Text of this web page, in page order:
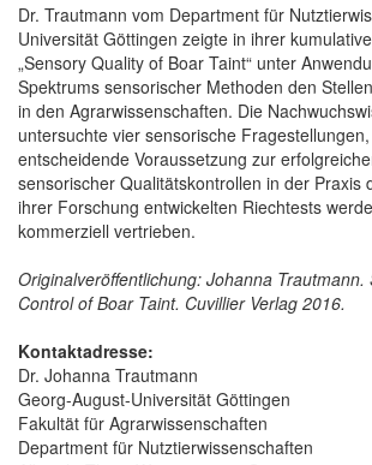
Dr. Trautmann vom Department für
Universität Göttingen zeigte in ihrer
„Sensory Quality of Boar Taint“ unter
Spektrums sensorischer Methoden den
in den Agrarwissenschaften. Die
untersuchte vier sensorische
entscheidende Voraussetzung zur
sensorischer Qualitätskontrollen in der Praxis
ihrer Forschung entwickelten Riechtests
kommerziell vertrieben.
Originalveröffentlichung: Johanna Trautmann.
Control of Boar Taint. Cuvillier Verlag 2016.
Kontaktadresse:
Dr. Johanna Trautmann
Georg-August-Universität Göttingen
Fakultät für Agrarwissenschaften
Department für Nutztierwissenschaften